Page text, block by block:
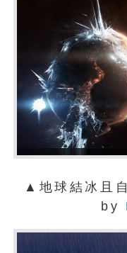
▲地球結冰且
by